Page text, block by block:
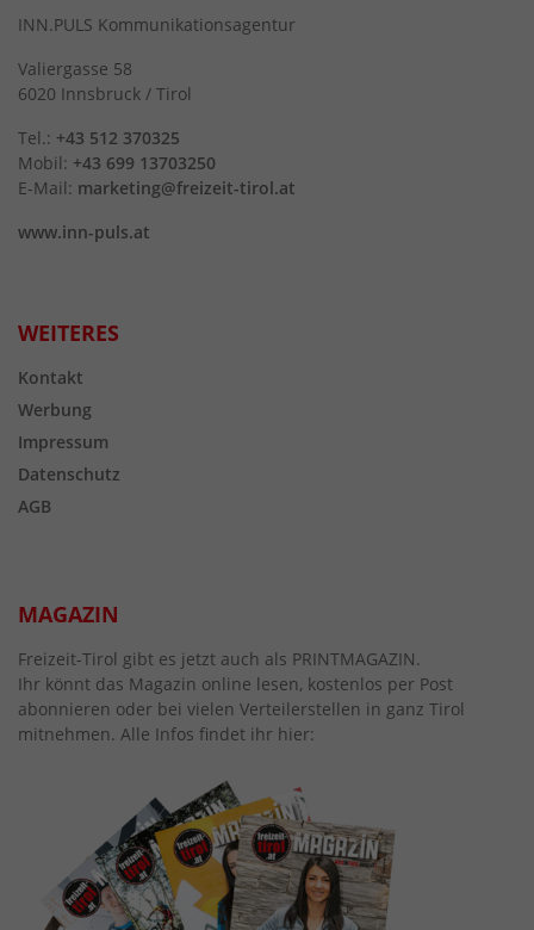
INN.PULS Kommunikationsagentur
Valiergasse 58
6020 Innsbruck / Tirol
Tel.: +43 512 370325
Mobil: +43 699 13703250
E-Mail: marketing@freizeit-tirol.at
www.inn-puls.at
WEITERES
Kontakt
Werbung
Impressum
Datenschutz
AGB
MAGAZIN
Freizeit-Tirol gibt es jetzt auch als PRINTMAGAZIN.
Ihr könnt das Magazin online lesen, kostenlos per Post
abonnieren oder bei vielen Verteilerstellen in ganz Tirol
mitnehmen. Alle Infos findet ihr hier: